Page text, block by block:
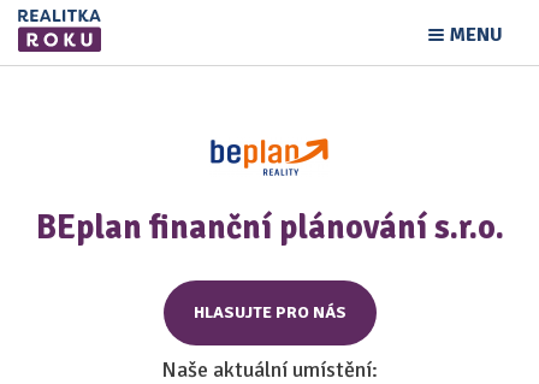
MENU
BEplan finanční plánování s.r.o.
HLASUJTE PRO NÁS
Naše aktuální umístění: